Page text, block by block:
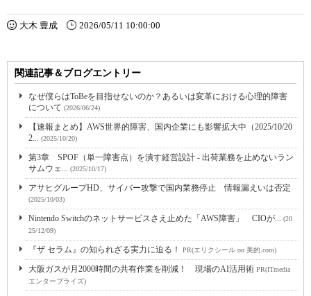
大木 豊成 2026/05/11 10:00:00
関連記事＆ブログエントリー
なぜ僕らはToBeを目指せないのか？あるいは変革における心理的障害
について (2026/06/24)
【速報まとめ】AWS世界的障害、国内企業にも影響拡大中（2025/10/20
2... (2025/10/20)
第3章 SPOF（単一障害点）を潰す経営設計 - 出荷業務を止めないラン
サムウェ... (2025/10/17)
アサヒグループHD、サイバー攻撃で国内業務停止 情報漏えいは否定
(2025/10/03)
Nintendo Switchのネットサービスさえ止めた「AWS障害」 CIOが... (20
25/12/09)
『ザ セラム』の知られざる実力に迫る！ PR(エリクシール on 美的.com)
大阪ガスが月2000時間の共有作業を削減！ 現場のAI活用術 PR(ITmedia
エンタープライズ)